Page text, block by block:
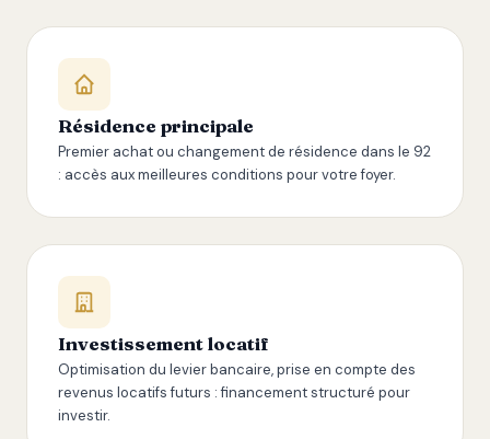
Résidence principale
Premier achat ou changement de résidence dans le 92
: accès aux meilleures conditions pour votre foyer.
Investissement locatif
Optimisation du levier bancaire, prise en compte des
revenus locatifs futurs : financement structuré pour
investir.